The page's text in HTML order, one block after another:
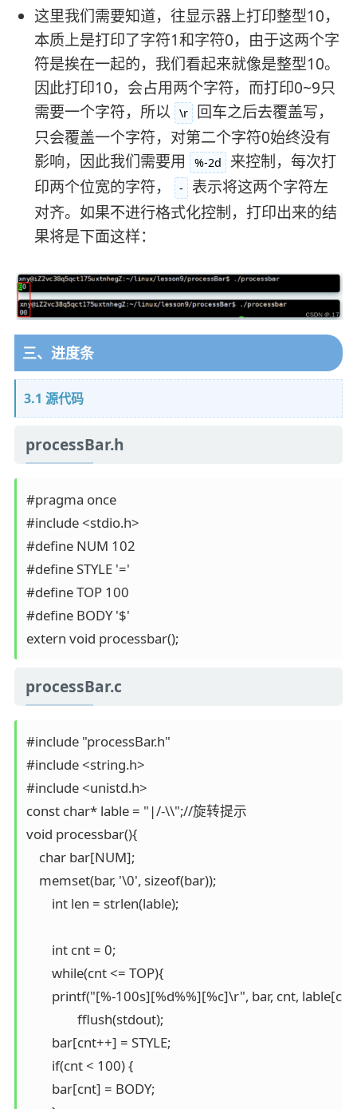
这里我们需要知道，往显示器上打印整型10，
本质上是打印了字符1和字符0，由于这两个字
符是挨在一起的，我们看起来就像是整型10。
因此打印10，会占用两个字符，而打印0~9只
需要一个字符，所以 \r
回车之后去覆盖写，
只会覆盖一个字符，对第二个字符0始终没有
影响，因此我们需要用
%-2d
来控制，每次打
印两个位宽的字符，
-
表示将这两个字符左
对齐。如果不进行格式化控制，打印出来的结
果将是下面这样：
三、进度条
3.1 源代码
processBar.h
#pragma once
#include <stdio.h>
#define NUM 102
#define
#define TOP 100
#define BODY '$'
extern void processbar();
processBar.c
#include "processBar.h"
#include <string.h>
#include <unistd.h>
const char* lable = "|/-\\";//旋转提示
void processbar(){
    char bar[NUM];
    memset(bar, '\0', sizeof(bar));
bar[cnt] =